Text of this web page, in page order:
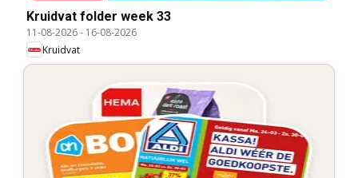
Kruidvat folder week 33
11-08-2026- 16-08-2026
Kruidvat